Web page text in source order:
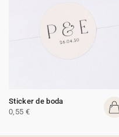
Sticker de boda
0,55 €